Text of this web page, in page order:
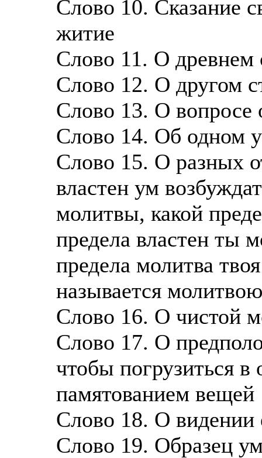
Слово 10. Сказание
житие
Слово 11. О древнем
Слово 12. О другом
Слово 13. О вопросе
Слово 14. Об одном
Слово 15. О разных
властен ум
молитвы, какой
предела властен ты
предела молитва
называется молитвою
Слово 16. О чистой
Слово 17. О
чтобы погрузиться
памятованием вещей
Слово 18. О видении
Слово 19. Образец